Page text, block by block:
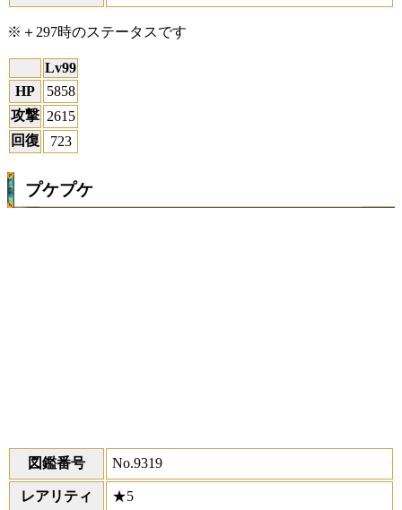
※＋297時のステータスです
Lv99
HP
5858
攻撃 2615
回復
723
プケプケ
図鑑番号 No.9319
レアリティ ★5